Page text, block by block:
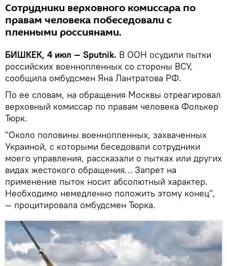
Сотрудники верховного комиссара по
правам человека побеседовали с
пленными россиянами.
БИШКЕК, 4 июл — Sputnik. В ООН осудили пытки
российских военнопленных со стороны ВСУ,
сообщила омбудсмен Яна Лантратова РФ.
По ее словам, на обращения Москвы отреагировал
верховный комиссар по правам человека Фолькер
Тюрк.
"Около половины военнопленных, захваченных
Украиной, с которыми беседовали сотрудники
моего управления, рассказали о пытках или других
видах жестокого обращения… Запрет на
применение пыток носит абсолютный характер.
Необходимо немедленно положить этому конец",
— процитировала омбудсмен Тюрка.